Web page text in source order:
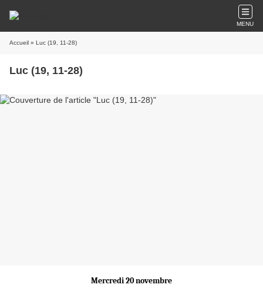
MENU
Accueil » Luc (19, 11-28)
Luc (19, 11-28)
Mercredi 20 novembre